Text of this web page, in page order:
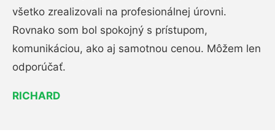
všetko zrealizovali na profesionálnej úrovni.
Rovnako som bol spokojný s prístupom,
komunikáciou, ako aj samotnou cenou. Môžem len
odporúčať.
RICHARD